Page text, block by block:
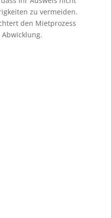
zu vermeiden.
den Mietprozess